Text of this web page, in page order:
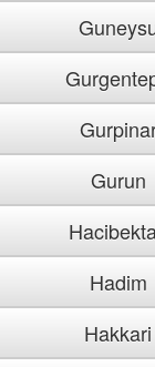
Gurun
Hadim
Hakkari